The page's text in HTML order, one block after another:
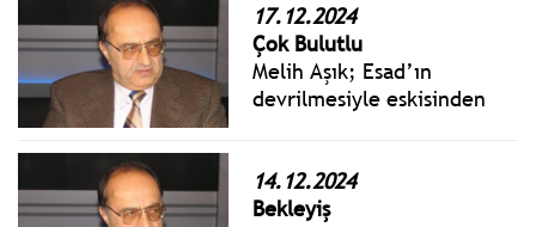
göre, şimdi ikincisini
açıyormuş. Üç çeşit yemek
ve meyve 30 liraymış.
17.12.2024
Çok Bulutlu
Melih Aşık; Esad’ın
devrilmesiyle eskisinden
ve etnik gruplar eskisini
aratmayacak yeni bir baskı
14.12.2024
Bekleyiş